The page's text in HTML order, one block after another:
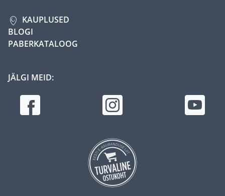
KAUPLUSED
BLOGI
PABERKATALOOG
JÄLGI MEID: